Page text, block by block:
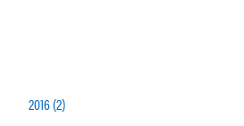
2016 (2)